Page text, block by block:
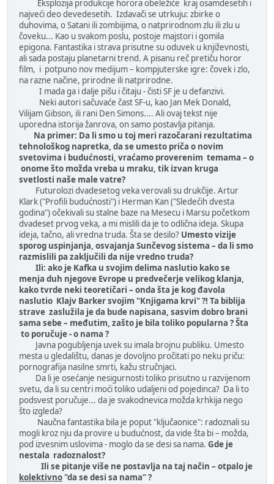
Eksplozija produkcije horora obeležiće kraj osamdesetih i
najveći deo devedesetih. Izdavači se utrkuju: zbirke o
duhovima, o Satani ili zombijima, o natprirodnom zlu ili zlu u
čoveku... Kao u svakom poslu, postoje majstori i gomila
epigona. Fantastika i strava prisutne su oduvek u književnosti,
ali sada postaju planetarni trend. A pisanu reč pretiču horor
film, i potpuno nov medijum – kompjuterske igre: čovek i zlo,
na razne načine, prirodne ili natprirodne.
I mada ga i dalje pišu i čitaju - čisti SF je u defanzivi.
Neki autori sačuvaće čast SF-u, kao Jan Mek Donald,
Vilijam Gibson, ili rani Den Simons.... Ali ovaj tekst nije
uporedna istorija žanrova, on samo postavlja pitanja.
Na primer: Da li smo u toj meri razočarani rezultatima
tehnološkog napretka, da se umesto priča o novim
svetovima i budućnosti, vraćamo proverenim temama – o
onome što možda vreba u mraku, tik izvan kruga
svetlosti naše male vatre?
Futurolozi dvadesetog veka verovali su drukčije. Artur
Klark ("Profili budućnosti") i Herman Kan ("Sledećih dvesta
godina") očekivali su stalne baze na Mesecu i Marsu početkom
dvadeset prvog veka, a mi mislili da je to odlična ideja. Skupa
ideja, tačno, ali vredna truda. Šta se desilo? Umesto vizije
sporog uspinjanja, osvajanja Sunčevog sistema – da li smo
razmislili pa zaključili da nije vredno truda?
Ili: ako je Kafka u svojim delima naslutio kako se
menja duh njegove Evrope u predvečerje velikog klanja,
kako tvrde neki teoretičari – onda šta je kog đavola
naslutio Klajv Barker svojim "Knjigama krvi" ?! Ta biblija
strave zaslužila je da bude napisana, sasvim dobro brani
sama sebe – međutim, zašto je bila toliko popularna ? Šta
to poručuje - o nama ?
Javna pogubljenja uvek su imala brojnu publiku. Umesto
mesta u gledalištu, danas je dovoljno pročitati po neku priču:
pornografija nasilne smrti, kažu stručnjaci.
Da li je osećanje nesigurnosti toliko prisutno u razvijenom
svetu, da li su centri moći toliko udaljeni od pojedinca? Da li to
podsvest poručuje... da je svakodnevica možda krhkija nego
što izgleda?
Naučna fantastika bila je poput "ključaonice": radoznali su
mogli kroz nju da provire u budućnost, da vide šta bi – možda,
pod izvesnim uslovima - moglo da se desi sa nama. Gde je
nestala radoznalost?
Ili se pitanje više ne postavlja na taj način – otpalo je
kolektivno "da se desi sa nama" ?